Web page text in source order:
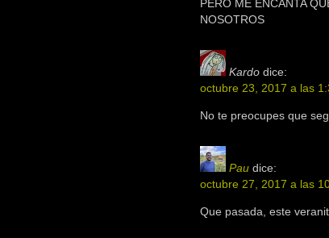
PERO ME ENCANTA
NOSOTROS
Kardo dice:
octubre 23, 2017 a las
No te preocupes que
Pau dice:
octubre 27, 2017 a las
Que pasada, este